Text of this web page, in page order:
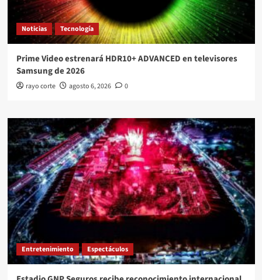
Noticias Tecnología
Prime Video estrenará HDR10+ ADVANCED en televisores
Samsung de 2026
rayo corte agosto 6, 2026 0
Entretenimiento Espectáculos